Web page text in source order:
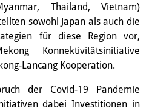
und
Thailand, Vietnam)
sowohl Japan als auch die
für diese Region vor,
Konnektivitätsinitiative
Lancang Kooperation.
der Covid-19 Pandemie
dabei Investitionen in